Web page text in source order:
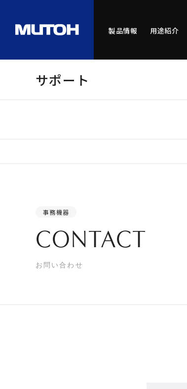
製品情報 用途紹介
サポート
事務機器
CONTACT
お問い合わせ